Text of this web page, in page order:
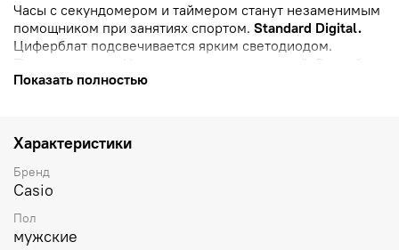
Часы с секундомером и таймером станут незаменимым
помощником при занятиях спортом. Standard Digital.
Циферблат подсвечивается ярким светодиодом.
Послесвечение. Цвет подсветки: оранжевый. Второй
часовой пояс. 12-ти и 24-х часовой формат
отсчета с автоповтором от 1сек до 24ч. Ремешок из
полимерного материала с классической застежкой.
Батарея рассчитана на 10 лет. Водонепроницаемость в
соответствии с ISO 2281.
Показать полностью
Характеристики
Бренд
Casio
Пол
мужские